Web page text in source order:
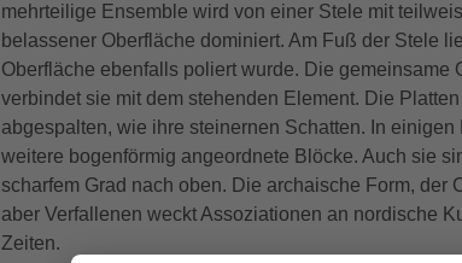
mehrteilige Ensemble wird von einer Stele mit
belassener Oberfläche dominiert. Am Fuß der Stele
Oberfläche ebenfalls poliert wurde. Die gemeinsame
verbindet sie mit dem stehenden Element. Die
abgespalten, wie ihre steinernen Schatten. In
weitere bogenförmig angeordnete Blöcke. Auch sie
scharfem Grad nach oben. Die archaische Form, der
aber Verfallenen weckt Assoziationen an nordische
Zeiten.